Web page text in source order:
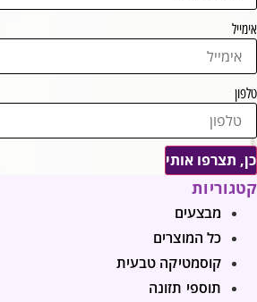
אימייל
טלפון
כן, תצרפו אותי
קטגוריות
מבצעים
כל המוצרים
קוסמטיקה טבעית
תוספי תזונה